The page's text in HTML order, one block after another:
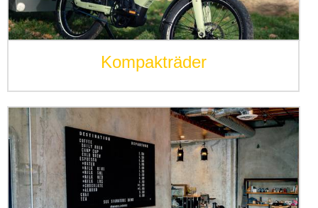
Kompakträder